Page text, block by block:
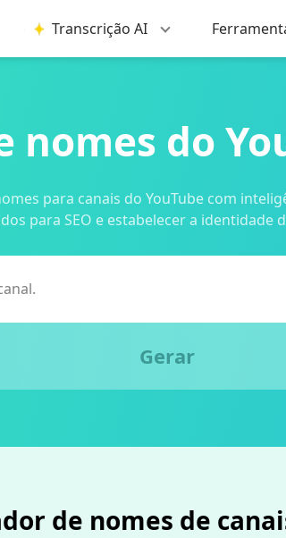
Transcrição AI
nomes do
para canais do YouTube com
para SEO e estabelecer a identidade
Gerar
de nomes de